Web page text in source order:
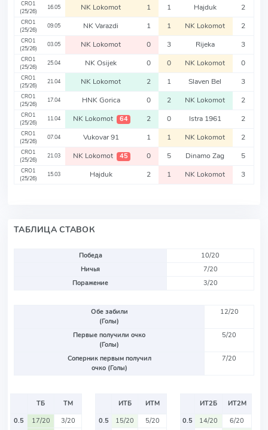
CRO1
(25/26)
16.05 NK Lokomot 1 1 Hajduk 2
CRO1
(25/26)
09.05 NK Varazdi 1 1 NK Lokomot 2
CRO1
(25/26)
03.05 NK Lokomot 0 3 Rijeka 3
CRO1
(25/26)
25.04 NK Osijek 0 0 NK Lokomot 0
CRO1
(25/26)
21.04 NK Lokomot 2 1 Slaven Bel 3
CRO1
(25/26)
17.04 HNK Gorica 0 2 NK Lokomot 2
CRO1
(25/26)
11.04 NK Lokomot 64 2 0 Istra 1961 2
CRO1
(25/26)
07.04 Vukovar 91 1 1 NK Lokomot 2
CRO1
(25/26)
21.03 NK Lokomot 45 0 5 Dinamo Zag 5
CRO1
(25/26)
15.03 Hajduk 2 1 NK Lokomot 3
ТАБЛИЦА СТАВОК
Победа
10/20
Ничья
7/20
Поражение
3/20
Обе забили
(Голы)
12/20
Первые получили очко
(Голы)
5/20
Соперник первым получил
очко (Голы)
7/20
ТБ
ТМ
0.5
17/20
3/20
ИТБ
ИТМ
0.5
15/20
5/20
ИТ2Б
ИТ2М
0.5
14/20
6/20